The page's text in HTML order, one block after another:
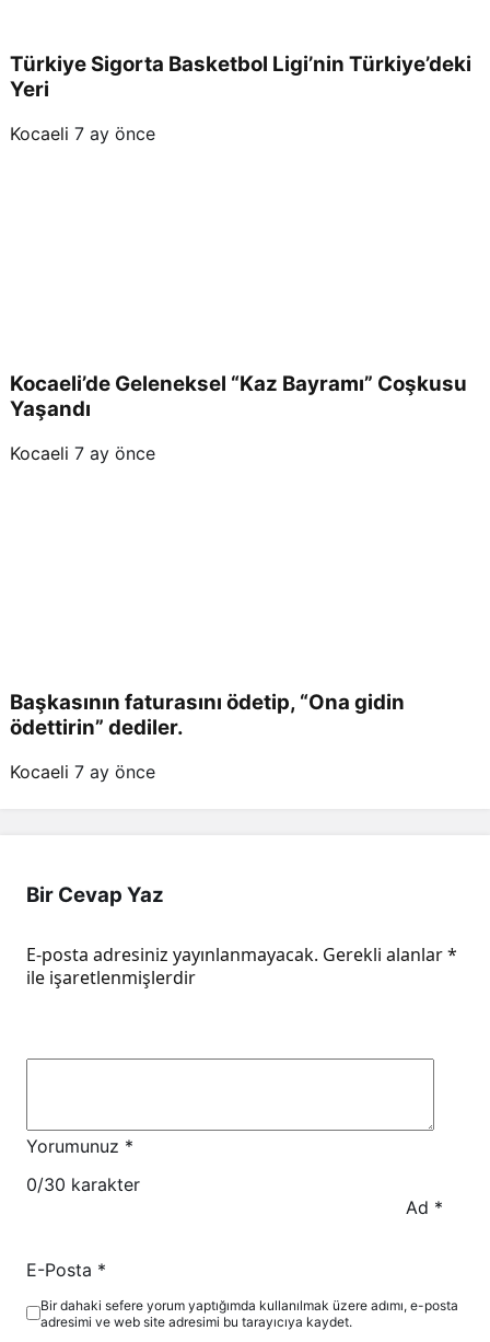
Türkiye Sigorta Basketbol Ligi’nin Türkiye’deki
Yeri
Kocaeli 7 ay önce
Kocaeli’de Geleneksel “Kaz Bayramı” Coşkusu
Yaşandı
Kocaeli 7 ay önce
Başkasının faturasını ödetip, “Ona gidin
ödettirin” dediler.
Kocaeli 7 ay önce
Bir Cevap Yaz
E-posta adresiniz yayınlanmayacak. Gerekli alanlar*
ile işaretlenmişlerdir
Yorumunuz *
0/30 karakter
Ad *
E-Posta *
Bir dahaki sefere yorum yaptığımda kullanılmak üzere adımı, e-posta
adresimi ve web site adresimi bu tarayıcıya kaydet.